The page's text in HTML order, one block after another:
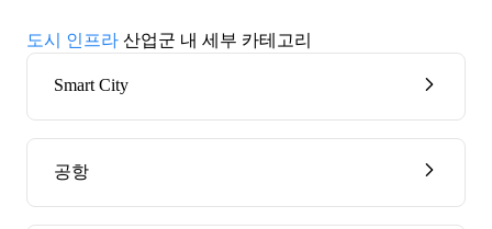
도시 인프라 산업군 내 세부 카테고리
Smart City
공항